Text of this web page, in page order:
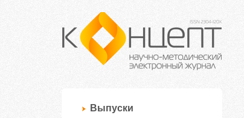
Выпуски